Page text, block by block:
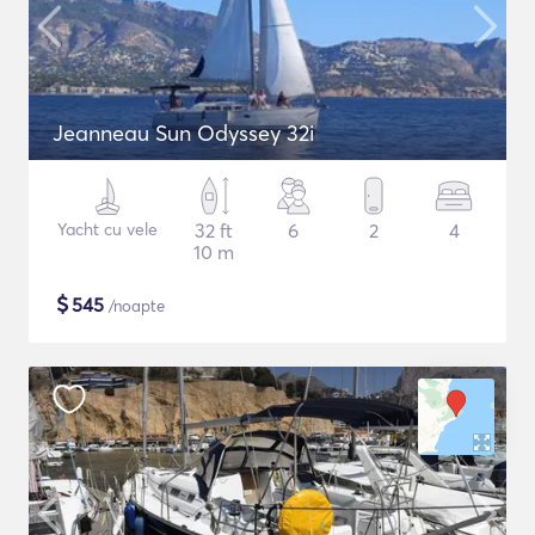
Jeanneau Sun Odyssey 32i
Yacht cu vele
32 ft
10 m
6 2 4
$545 /noapte